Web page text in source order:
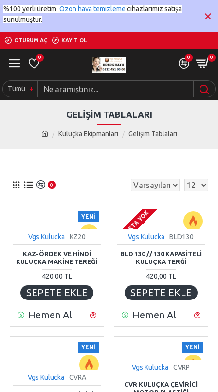
%100 yerli üretim Ozon hava temizleme cihazlarımız satışa
sunulmuştur.
OTURUM AÇ KAYIT OL
0 0 0
Tümü
Kuluçka Ekipmanları Gelişim Tablaları
GELIŞIM TABLALARI
0
YENI
Vgs Kulucka KZ20
KAZ-ÖRDEK VE HİNDİ
KULUÇKA MAKİNE TEREĞİ
420,00 TL
SEPETE EKLE
Hemen Al
STOKTA YOK
Vgs Kulucka BLD130
BLD 130 // 130 KAPASITELI
KULUÇKA TERĞI
420,00 TL
SEPETE EKLE
Hemen Al
YENI
Vgs Kulucka CVRA
YENI
Vgs Kulucka CVRP
CVR KULUÇKA ÇEVİRİCİ